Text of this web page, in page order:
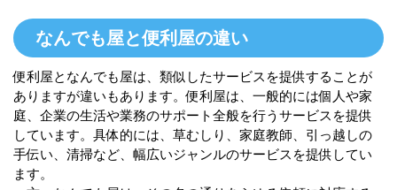
なんでも屋と便利屋の違い
便利屋となんでも屋は、類似したサービスを提供することが
ありますが違いもあります。便利屋は、一般的には個人や家
庭、企業の生活や業務のサポート全般を行うサービスを提供
しています。具体的には、草むしり、家庭教師、引っ越しの
手伝い、清掃など、幅広いジャンルのサービスを提供してい
ます。